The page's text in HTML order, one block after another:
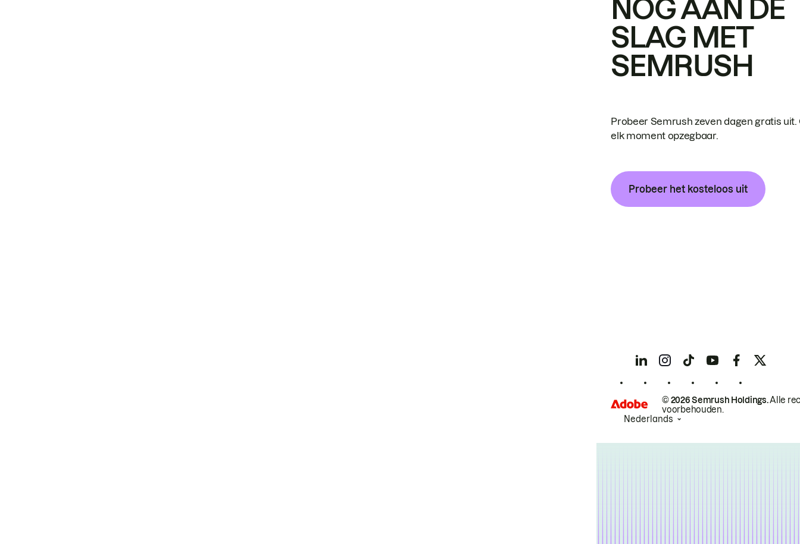
NOG AAN DE
SLAG MET
SEMRUSH
Probeer Semrush zeven dagen gratis uit.
elk moment opzegbaar.
Probeer het kosteloos uit
© 2026 Semrush Holdings.Alle
voorbehouden.
Nederlands